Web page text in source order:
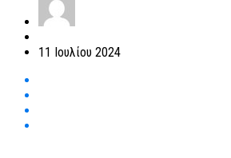
11 Ιουλίου 2024